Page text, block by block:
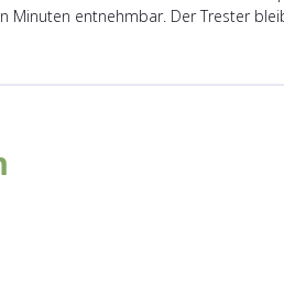
Minuten entnehmbar. Der Trester